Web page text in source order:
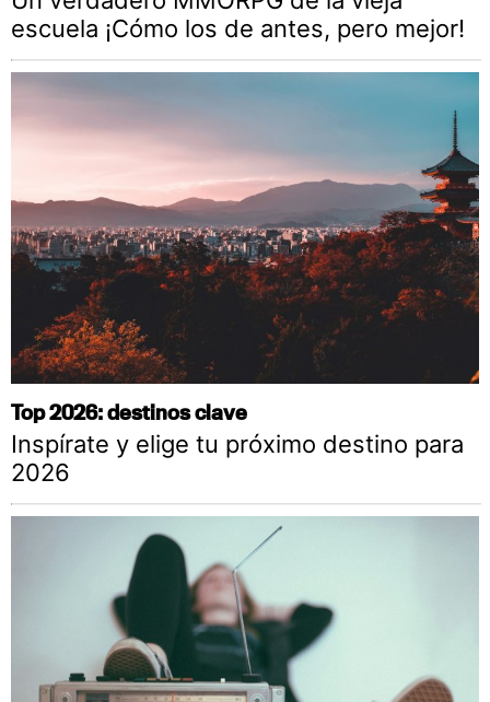
escuela ¡Cómo los de antes, pero mejor!
Top 2026: destinos clave
Inspírate y elige tu próximo destino para
2026